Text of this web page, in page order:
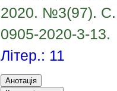
2020. №3(97). С.
0905-2020-3-13.
Літер.: 11